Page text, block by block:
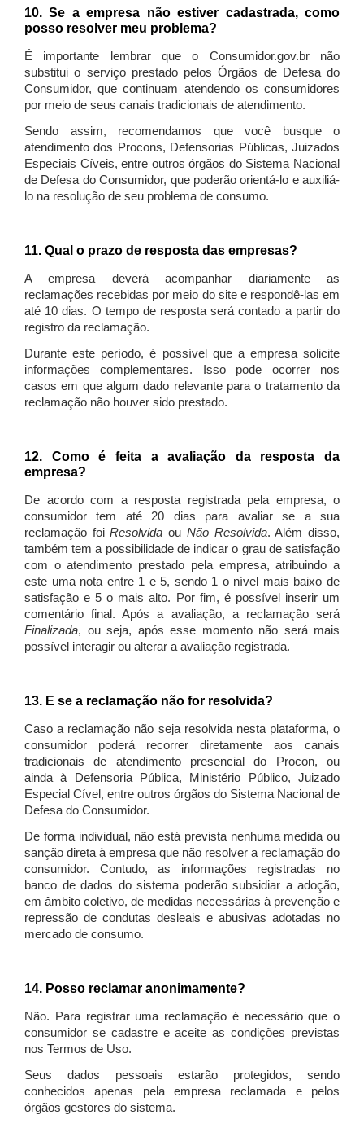
10. Se a empresa não estiver cadastrada, como
posso resolver meu problema?
É importante lembrar que o Consumidor.gov.br não
substitui o serviço prestado pelos Órgãos de Defesa do
Consumidor, que continuam atendendo os consumidores
por meio de seus canais tradicionais de atendimento.
Sendo assim, recomendamos que você busque o
atendimento dos Procons, Defensorias Públicas, Juizados
Especiais Cíveis, entre outros órgãos do Sistema Nacional
de Defesa do Consumidor, que poderão orientá-lo e auxiliá-
lo na resolução de seu problema de consumo.
11. Qual o prazo de resposta das empresas?
A empresa deverá acompanhar diariamente as
reclamações recebidas por meio do site e respondê-las em
até 10 dias. O tempo de resposta será contado a partir do
registro da reclamação.
Durante este período, é possível que a empresa solicite
informações complementares. Isso pode ocorrer nos
casos em que algum dado relevante para o tratamento da
reclamação não houver sido prestado.
12. Como é feita a avaliação da resposta da
empresa?
De acordo com a resposta registrada pela empresa, o
consumidor tem até 20 dias para avaliar se a sua
reclamação foiResolvida ou Não Resolvida. Além disso,
também tem a possibilidade de indicar o grau de satisfação
com o atendimento prestado pela empresa, atribuindo a
este uma nota entre 1 e 5, sendo 1 o nível mais baixo de
satisfação e 5 o mais alto. Por fim, é possível inserir um
comentário final. Após a avaliação, a reclamação será
Finalizada, ou seja, após esse momento não será mais
possível interagir ou alterar a avaliação registrada.
13. E se a reclamação não for resolvida?
Caso a reclamação não seja resolvida nesta plataforma, o
consumidor poderá recorrer diretamente aos canais
tradicionais de atendimento presencial do Procon, ou
ainda à Defensoria Pública, Ministério Público, Juizado
Especial Cível, entre outros órgãos do Sistema Nacional de
Defesa do Consumidor.
De forma individual, não está prevista nenhuma medida ou
sanção direta à empresa que não resolver a reclamação do
consumidor. Contudo, as informações registradas no
banco de dados do sistema poderão subsidiar a adoção,
em âmbito coletivo, de medidas necessárias à prevenção e
repressão de condutas desleais e abusivas adotadas no
mercado de consumo.
14. Posso reclamar anonimamente?
Não. Para registrar uma reclamação é necessário que o
consumidor se cadastre e aceite as condições previstas
nos Termos de Uso.
Seus dados pessoais estarão protegidos, sendo
conhecidos apenas pela empresa reclamada e pelos
órgãos gestores do sistema.